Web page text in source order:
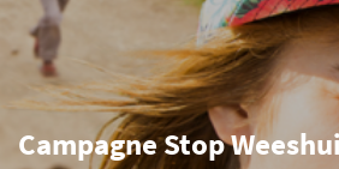
Campagne Stop